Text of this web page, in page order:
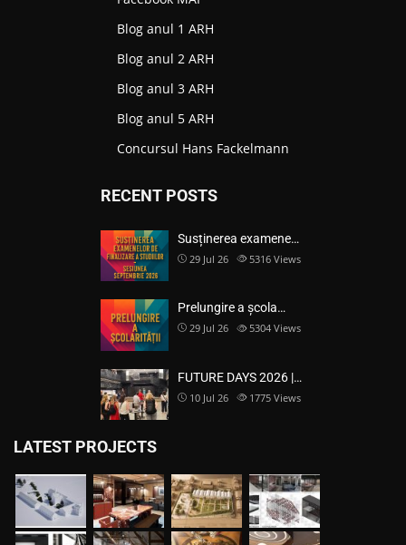
Blog anul 1 ARH
Blog anul 2 ARH
Blog anul 3 ARH
Blog anul 5 ARH
Concursul Hans Fackelmann
RECENT POSTS
Susținerea examene…
29 Jul 26 5316 Views
Prelungire a școla…
29 Jul 26 5304 Views
FUTURE DAYS 2026 |…
10 Jul 26 1775 Views
LATEST PROJECTS